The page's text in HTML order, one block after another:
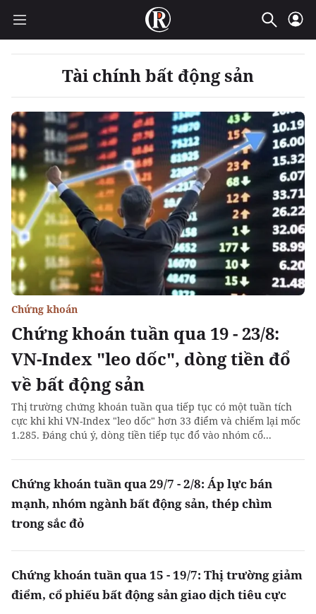
Tài chính bất động sản
Chứng khoán tuần qua 19 - 23/8:
VN-Index "leo dốc", dòng tiền đổ
về bất động sản
Chứng khoán
Thị trường chứng khoán tuần qua tiếp tục có một tuần tích
cực khi khi VN-Index "leo dốc" hơn 33 điểm và chiếm lại mốc
1.285. Đáng chú ý, dòng tiền tiếp tục đổ vào nhóm cổ...
Chứng khoán tuần qua 29/7 - 2/8: Áp lực bán
mạnh, nhóm ngành bất động sản, thép chìm
trong sắc đỏ
Chứng khoán tuần qua 15 - 19/7: Thị trường giảm
điểm, cổ phiếu bất động sản giao dịch tiêu cực